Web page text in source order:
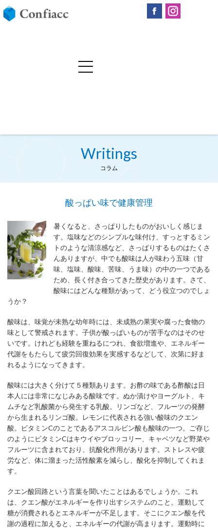
Writings
コラム
酸っぱい味で健康管理
暑くなると、さっぱりしたものがおいしく感じま
す。塩味などのシンプルな味付け、すっとするミン
トのような清涼感など、さっぱりするものはたくさ
んありますが、中でも酸味は人が味わう五味（甘
味、塩味、酸味、苦味、うま味）の中の一つである
ため、長く付き合ってきた歴史があります。さて、
酸味にはどんな種類があって、どう役立つのでしょ
うか？
酸味は、味覚が未熟な幼年時には、未成熟の果実や腐った食物の
味として警戒されます。子供が酸っぱいものが苦手なのはそのせ
いです。けれども経験を重ねるにつれ、食欲増進や、エネルギー
代謝をもたらして疲労回復効果を実感するなどして、次第に好ま
れるようになってきます。
酸味には大きく分けて５種類あります。お酢の味である酢酸は日
本人には非常になじみある酸味です。ぬか漬けやヨーグルト、キ
ムチなど乳酸菌から発生する乳酸。リンゴなど、フルーツの発酵
から生まれるリンゴ酸。レモンに代表される強い酸味のクエン
酸。ビタミンCのことであるアスコルビン酸も酸味の一つ。ご存じ
のようにビタミンCはキウイやブロッコリー、キャベツなど野菜や
フルーツに含まれており、抗酸化作用があります。ストレスや疲
労など、体に溜まった活性酸素を減らし、酸化を抑制してくれま
す。
クエン酸回路という言葉を聞いたことはあるでしょうか。これ
は、クエン酸がエネルギーを作り出すシステムのこと。運動して
糖が消費されるとエネルギーが不足します。そこにクエン酸を代
謝の過程に加えると、エネルギーの代謝が高まります。運動時に